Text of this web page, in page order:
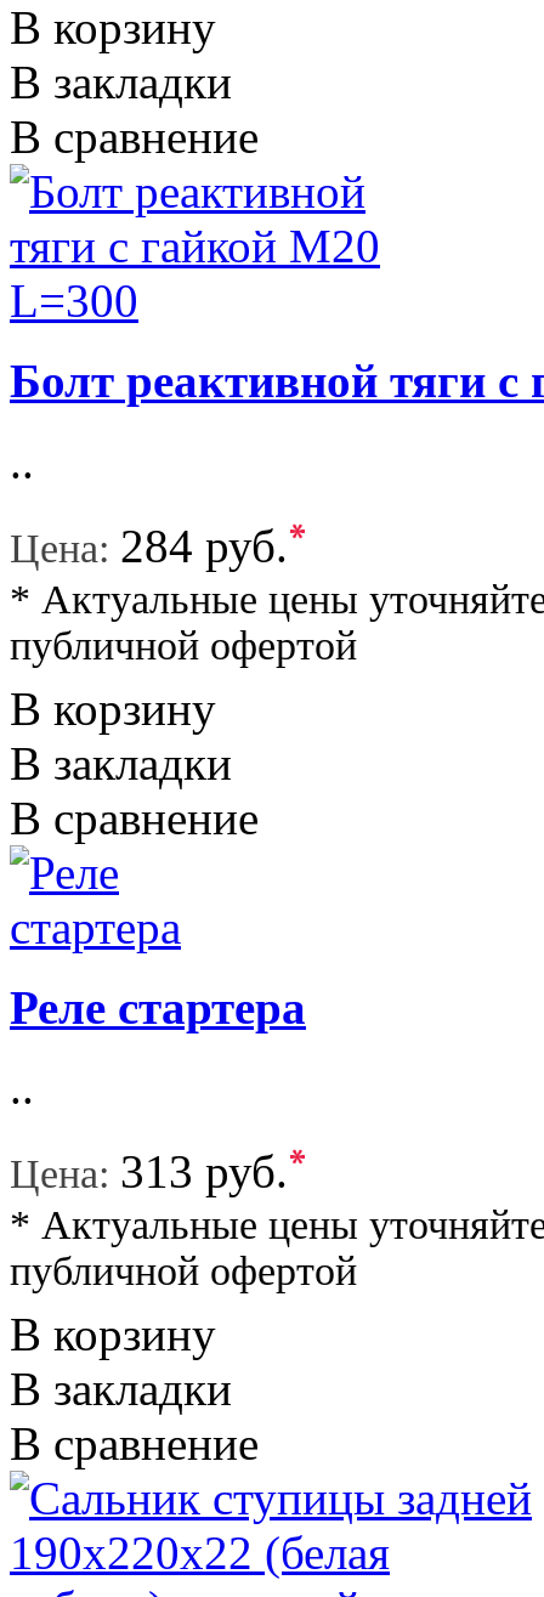
В корзину
В закладки
В сравнение
Болт реактивной тяги
..
Цена: 284 руб.*
* Актуальные цены
публичной офертой
В корзину
В закладки
В сравнение
Реле стартера
..
Цена: 313 руб.*
* Актуальные цены
публичной офертой
В корзину
В закладки
В сравнение